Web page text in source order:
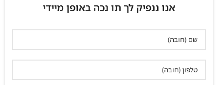
אנו ננפיק לך תו נכה באופן מיידי